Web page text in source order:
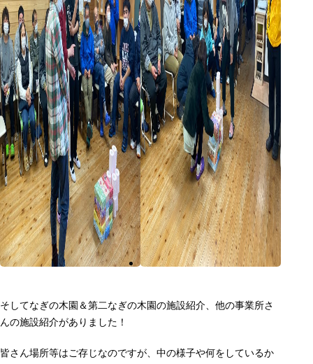
そしてなぎの木園＆第二なぎの木園の施設紹介、他の事業所さ
んの施設紹介がありました！
皆さん場所等はご存じなのですが、中の様子や何をしているか